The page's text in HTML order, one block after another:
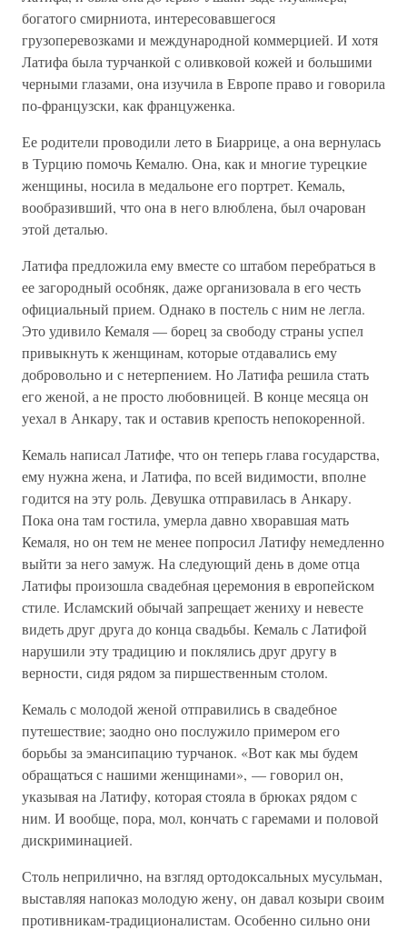
богатого смирниота, интересовавшегося
грузоперевозками и международной коммерцией. И хотя
Латифа была турчанкой с оливковой кожей и большими
черными глазами, она изучила в Европе право и говорила
по-французски, как француженка.
Ее родители проводили лето в Биаррице, а она вернулась
в Турцию помочь Кемалю. Она, как и многие турецкие
женщины, носила в медальоне его портрет. Кемаль,
вообразивший, что она в него влюблена, был очарован
этой деталью.
Латифа предложила ему вместе со штабом перебраться в
ее загородный особняк, даже организовала в его честь
официальный прием. Однако в постель с ним не легла.
Это удивило Кемаля — борец за свободу страны успел
привыкнуть к женщинам, которые отдавались ему
добровольно и с нетерпением. Но Латифа решила стать
его женой, а не просто любовницей. В конце месяца он
уехал в Анкару, так и оставив крепость непокоренной.
Кемаль написал Латифе, что он теперь глава государства,
ему нужна жена, и Латифа, по всей видимости, вполне
годится на эту роль. Девушка отправилась в Анкару.
Пока она там гостила, умерла давно хворавшая мать
Кемаля, но он тем не менее попросил Латифу немедленно
выйти за него замуж. На следующий день в доме отца
Латифы произошла свадебная церемония в европейском
стиле. Исламский обычай запрещает жениху и невесте
видеть друг друга до конца свадьбы. Кемаль с Латифой
нарушили эту традицию и поклялись друг другу в
верности, сидя рядом за пиршественным столом.
Кемаль с молодой женой отправились в свадебное
путешествие; заодно оно послужило примером его
борьбы за эмансипацию турчанок. «Вот как мы будем
обращаться с нашими женщинами», — говорил он,
указывая на Латифу, которая стояла в брюках рядом с
ним. И вообще, пора, мол, кончать с гаремами и половой
дискриминацией.
Столь неприлично, на взгляд ортодоксальных мусульман,
выставляя напоказ молодую жену, он давал козыри своим
противникам-традиционалистам. Особенно сильно они